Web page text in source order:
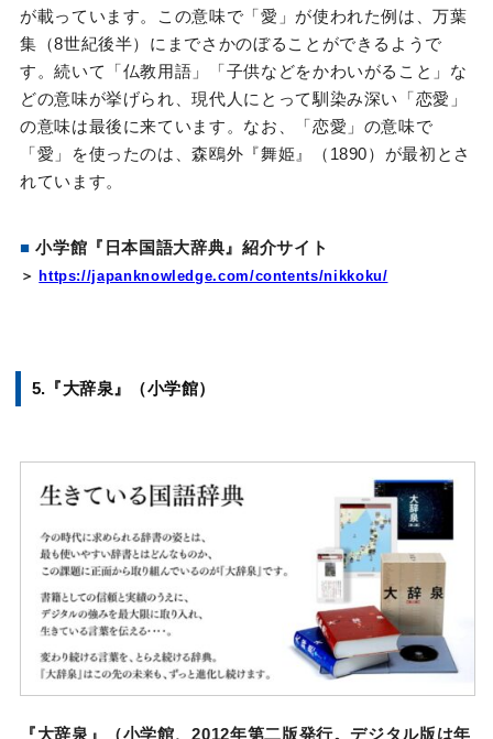
が載っています。この意味で「愛」が使われた例は、万葉
集（8世紀後半）にまでさかのぼることができるようで
す。続いて「仏教用語」「子供などをかわいがること」な
どの意味が挙げられ、現代人にとって馴染み深い「恋愛」
の意味は最後に来ています。なお、「恋愛」の意味で
「愛」を使ったのは、森鴎外『舞姫』（1890）が最初とさ
れています。
■ 小学館『日本国語大辞典』紹介サイト
＞ https://japanknowledge.com/contents/nikkoku/
5.『大辞泉』（小学館）
『大辞泉』（小学館、2012年第二版発行。デジタル版は年